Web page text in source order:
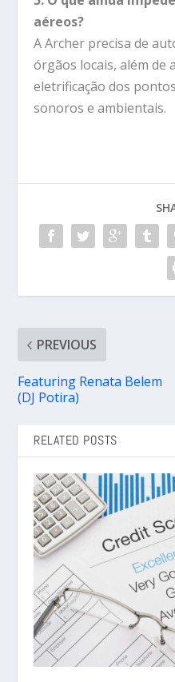
aéreos?
A Archer precisa de
órgãos locais, além
eletrificação dos
sonoros e ambientais.
PREVIOUS
Featuring Renata Belem
(DJ Potira)
RELATED POSTS